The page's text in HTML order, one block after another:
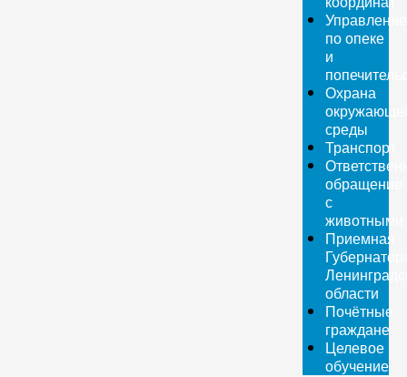
Управление
по опеке
и
Охрана
среды
Транспорт
обращение
с
животными
Приемная
области
Почётные
граждане
Целевое
обучение